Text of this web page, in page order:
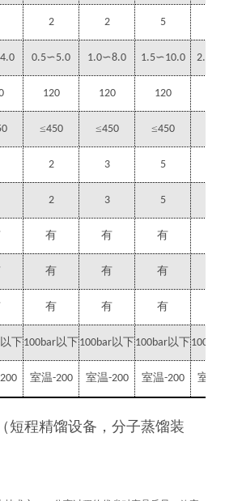
2 2 5
0.5∽5.0 1.0∽8.0 1.5∽10.0
120 120 120
≤450 ≤450 ≤450
2 3 5
2 3 5
有 有 有
有 有 有
有 有 有
以下100bar以下100bar以下100bar以下100bar
室温-200 室温-200 室温-200 室温
短程精馏设备，分子蒸馏装